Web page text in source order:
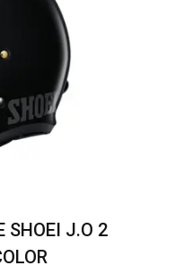
SHOEI J.O 2